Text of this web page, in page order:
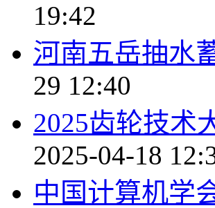
19:42
河南五岳抽水
29 12:40
2025齿轮技术
2025-04-18
中国计算机学